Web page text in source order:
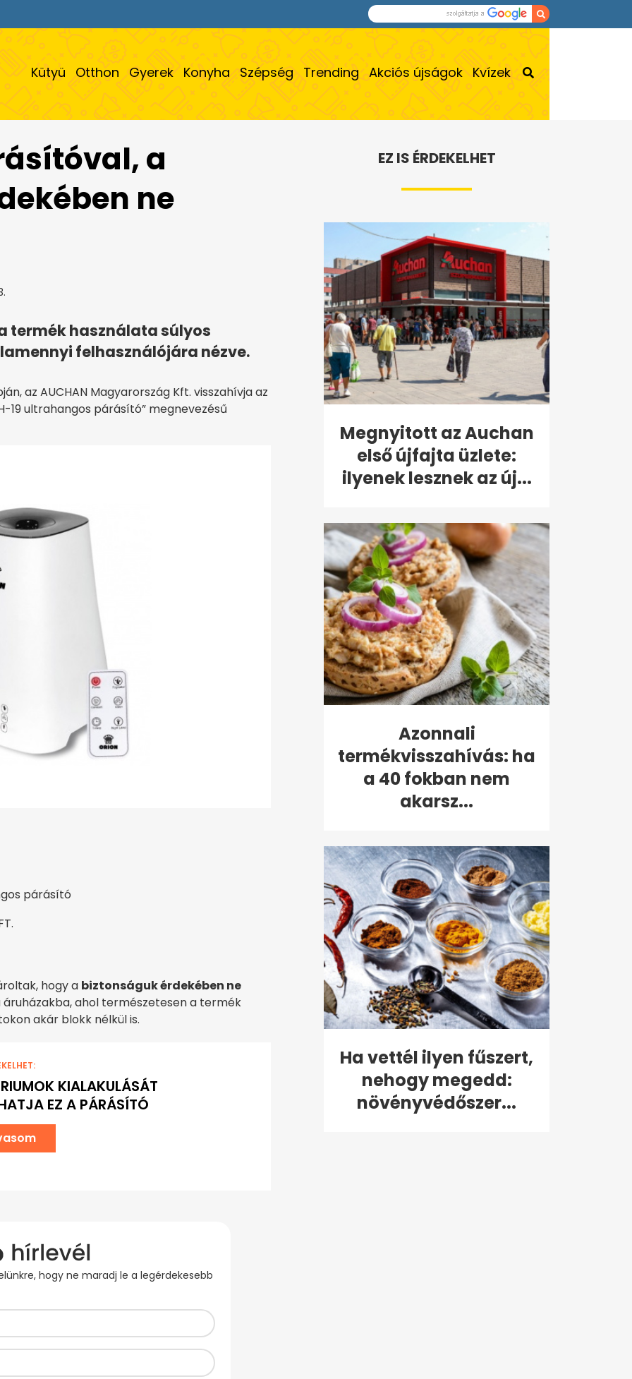
Kütyü Otthon Gyerek Konyha Szépség Trending Akciós újságok Kvízek
a
ne
termék használata súlyos
felhasználójára nézve.
az AUCHAN Magyarország Kft. visszahívja az
19 ultrahangos párásító” megnevezésű
párásító
hogy a biztonságuk érdekében ne
áruházakba, ahol természetesen a termék
akár blokk nélkül is.
KIALAKULÁSÁT
EZ A PÁRÁSÍTÓ
hogy ne maradj le a legérdekesebb
EZ IS ÉRDEKELHET
Megnyitott az Auchan
első újfajta üzlete:
ilyenek lesznek az új...
Azonnali
termékvisszahívás: ha
a 40 fokban nem
akarsz...
Ha vettél ilyen fűszert,
nehogy megedd:
növényvédőszer...